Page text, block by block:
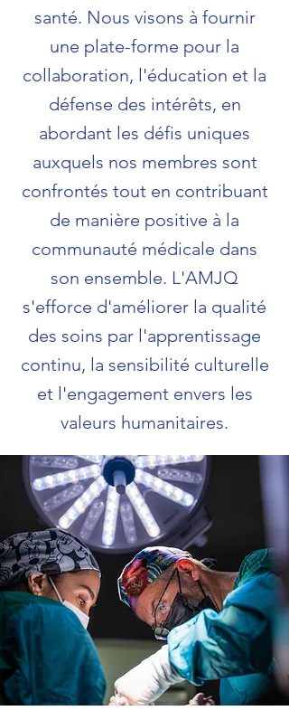
santé. Nous visons à fournir
une plate-forme pour la
collaboration, l'éducation et la
défense des intérêts, en
abordant les défis uniques
auxquels nos membres sont
confrontés tout en contribuant
de manière positive à la
communauté médicale dans
son ensemble. L'AMJQ
s'efforce d'améliorer la qualité
des soins par l'apprentissage
continu, la sensibilité culturelle
et l'engagement envers les
valeurs humanitaires.